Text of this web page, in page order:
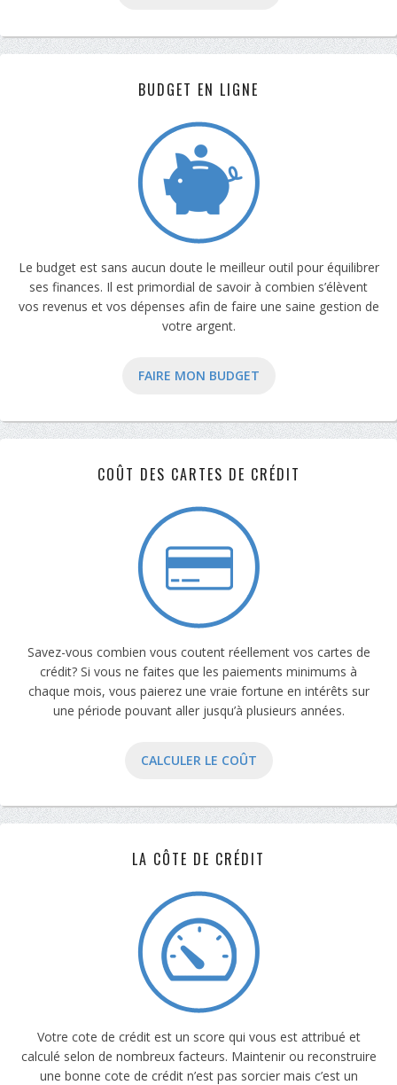
BUDGET EN LIGNE
Le budget est sans aucun doute le meilleur outil pour équilibrer
ses finances. Il est primordial de savoir à combien s’élèvent
vos revenus et vos dépenses afin de faire une saine gestion de
votre argent.
FAIRE MON BUDGET
COÛT DES CARTES DE CRÉDIT
Savez-vous combien vous coutent réellement vos cartes de
crédit? Si vous ne faites que les paiements minimums à
chaque mois, vous paierez une vraie fortune en intérêts sur
une période pouvant aller jusqu’à plusieurs années.
CALCULER LE COÛT
LA CÔTE DE CRÉDIT
Votre cote de crédit est un score qui vous est attribué et
calculé selon de nombreux facteurs. Maintenir ou reconstruire
une bonne cote de crédit n’est pas sorcier mais c’est un